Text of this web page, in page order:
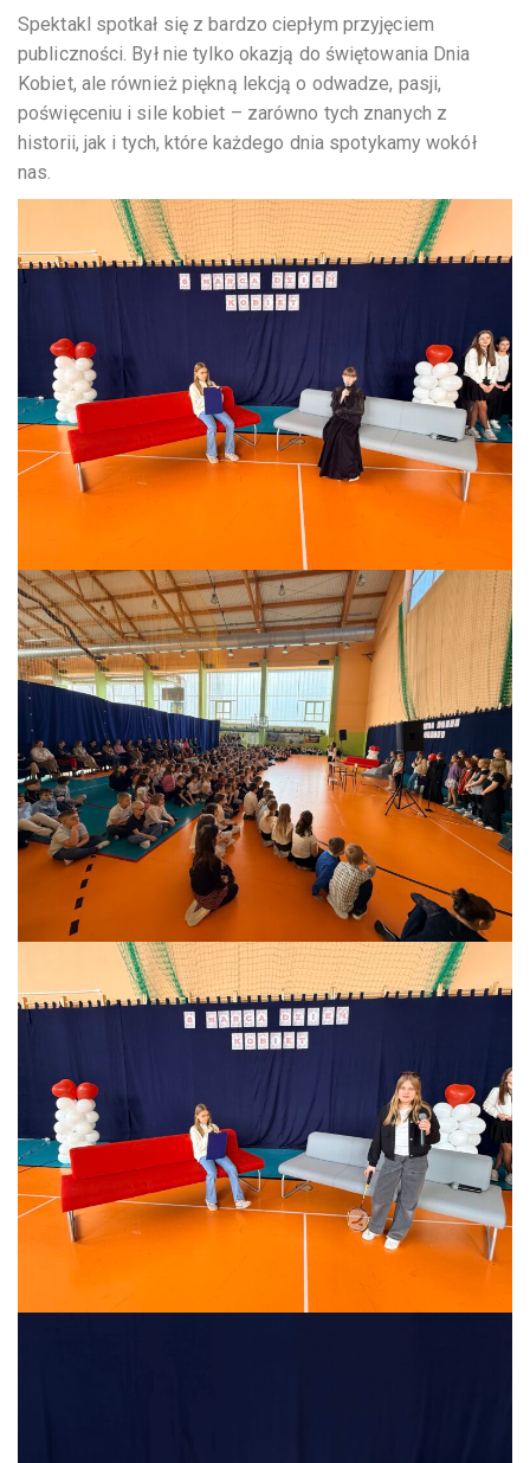
Spektakl spotkał się z bardzo ciepłym przyjęciem
publiczności. Był nie tylko okazją do świętowania Dnia
Kobiet, ale również piękną lekcją o odwadze, pasji,
poświęceniu i sile kobiet – zarówno tych znanych z
historii, jak i tych, które każdego dnia spotykamy wokół
nas.